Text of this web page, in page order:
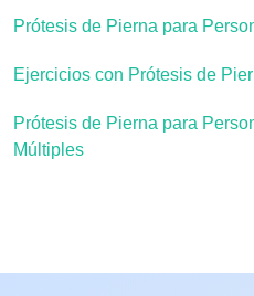
Prótesis de Pierna para
Ejercicios con Prótesis de
Prótesis de Pierna para
Múltiples